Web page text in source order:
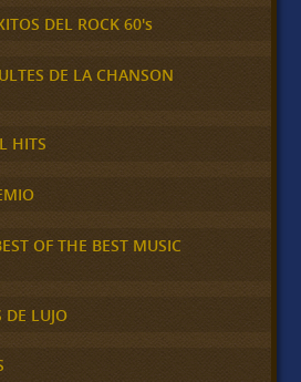
DEL ROCK 60's
DE LA CHANSON
HITS
OF THE BEST MUSIC
DE LUJO